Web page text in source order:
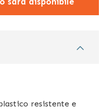
resistente e